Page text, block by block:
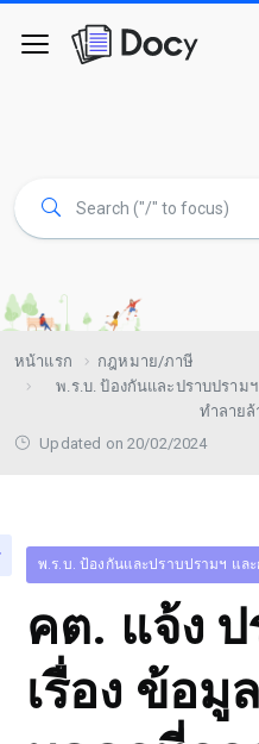
หน้าแรก
กฎหมาย/ภาษี
พ.ร.บ. ป้องกันและปราบปรา
ทำลายล้
Updated on 20/02/2024
พ.ร.บ. ป้องกันและปราบปรามฯ แล
คต. แจ้ง ป
เรื่อง ข้อมู